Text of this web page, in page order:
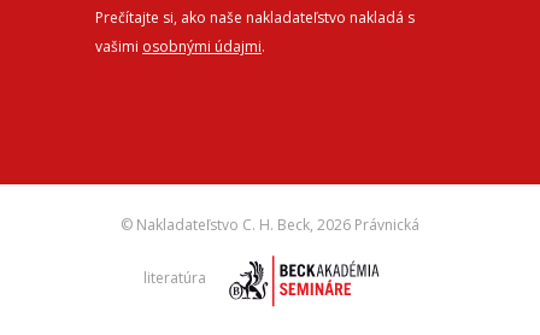
Prečítajte si, ako naše nakladateľstvo nakladá s
vašimi osobnými údajmi.
© Nakladateľstvo C. H. Beck, 2026 Právnická
literatúra